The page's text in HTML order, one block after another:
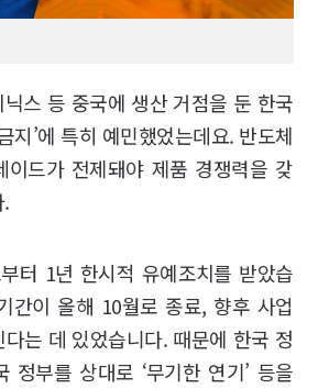
스 등 중국에 생산 거점을 둔 한국
지’에 특히 예민했었는데요. 반도체
이드가 전제돼야 제품 경쟁력을 갖
터 1년 한시적 유예조치를 받았습
간이 올해 10월로 종료, 향후 사업
는 데 있었습니다. 때문에 한국 정
정부를 상대로 ‘무기한 연기’ 등을